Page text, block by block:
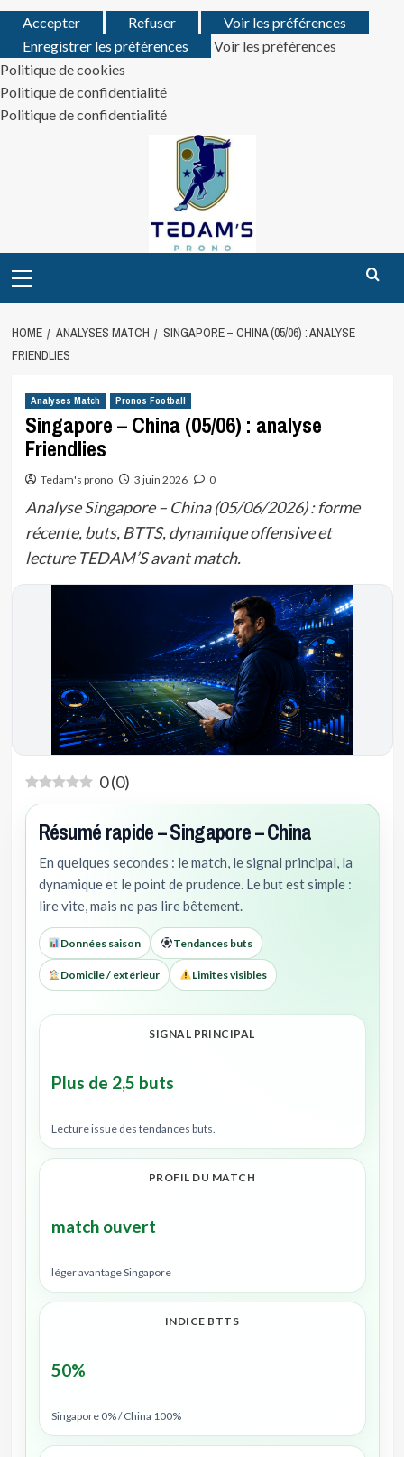
Accepter
Refuser
Voir les préférences
Enregistrer les préférences
Voir les préférences
Politique de cookies
Politique de confidentialité
Politique de confidentialité
Menu
HOME ANALYSES MATCH
SINGAPORE – CHINA (05/06) : ANALYSE
FRIENDLIES
Analyses Match Pronos Football
Singapore – China (05/06) : analyse
Friendlies
Tedam's prono 3 juin 2026 0
Analyse Singapore – China (05/06/2026) : forme
récente, buts, BTTS, dynamique offensive et
lecture TEDAM’S avant match.
0(0)
Résumé rapide – Singapore – China
En quelques secondes : le match, le signal principal, la
dynamique et le point de prudence. Le but est simple :
lire vite, mais ne pas lire bêtement.
Données saison Tendances buts
Domicile / extérieur Limites visibles
SIGNAL PRINCIPAL
Plus de 2,5 buts
Lecture issue des tendances buts.
PROFIL DU MATCH
match ouvert
léger avantage Singapore
INDICE BTTS
50%
Singapore 0% / China 100%